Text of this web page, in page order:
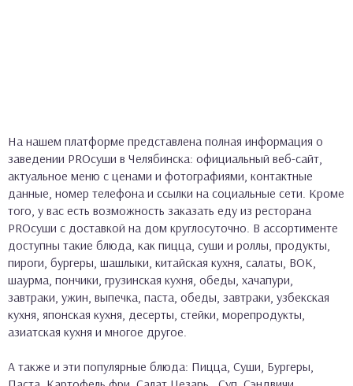
На нашем платформе представлена полная информация о
заведении PROсуши в Челябинска: официальный веб-сайт,
актуальное меню с ценами и фотографиями, контактные
данные, номер телефона и ссылки на социальные сети. Кроме
того, у вас есть возможность заказать еду из ресторана
PROсуши с доставкой на дом круглосуточно. В ассортименте
доступны такие блюда, как пицца, суши и роллы, продукты,
пироги, бургеры, шашлыки, китайская кухня, салаты, ВОК,
шаурма, пончики, грузинская кухня, обеды, хачапури,
завтраки, ужин, выпечка, паста, обеды, завтраки, узбекская
кухня, японская кухня, десерты, стейки, морепродукты,
азиатская кухня и многое другое.
А также и эти популярные блюда: Пицца, Суши, Бургеры,